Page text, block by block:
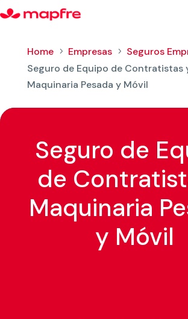
Home 5 Empresas 5 Seguros
Seguro de Equipo de Contratistas
Maquinaria Pesada y Móvil
Seguro de
de
Maquinaria
y Móvil